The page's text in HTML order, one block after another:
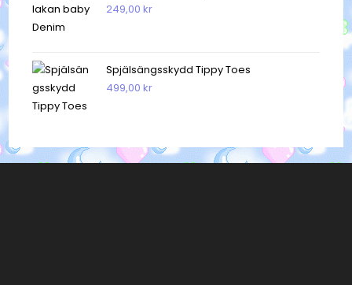
249,00kr
Spjälsängsskydd Tippy Toes
499,00kr